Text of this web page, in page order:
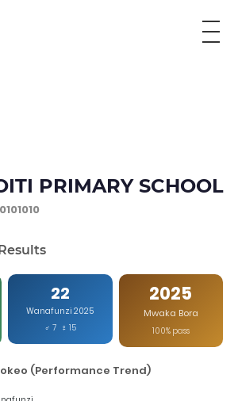
PRIMARY SCHOOL
22
Wanafunzi 2025
♂ 7 ♀ 15
2025
Mwaka Bora
100% pass
(Performance Trend)